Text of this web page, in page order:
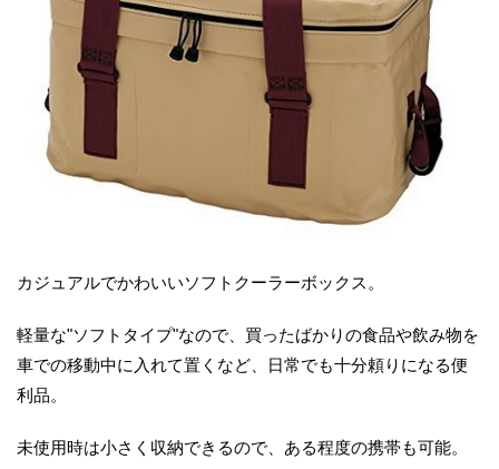
カジュアルでかわいいソフトクーラーボックス。
軽量な"ソフトタイプ"なので、買ったばかりの食品や飲み物を
車での移動中に入れて置くなど、日常でも十分頼りになる便
利品。
未使用時は小さく収納できるので、ある程度の携帯も可能。